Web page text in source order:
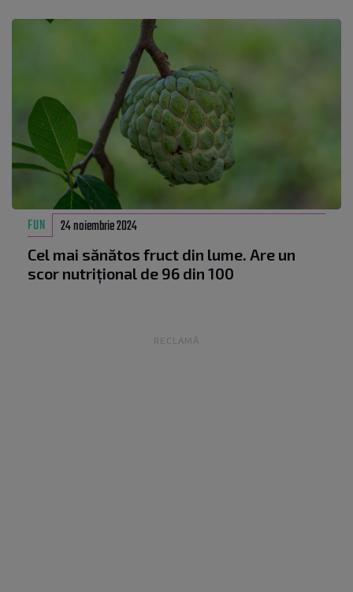
FUN 24 noiembrie 2024
Cel mai sănătos fruct din lume. Are un
scor nutrițional de 96 din 100
RECLAMĂ